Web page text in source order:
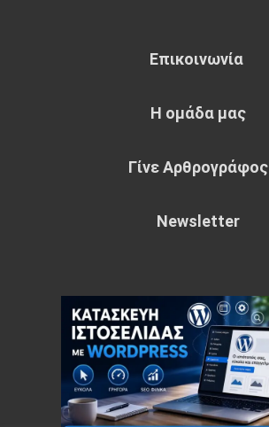
Επικοινωνία
Η ομάδα μας
Γίνε Αρθρογράφος
Newsletter